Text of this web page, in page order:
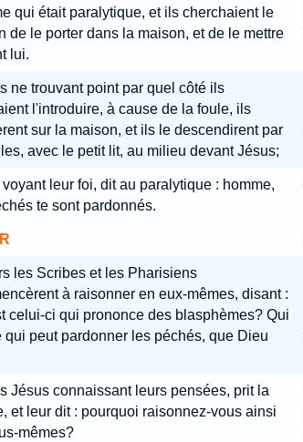
qui était paralytique, et ils cherchaient le
de le porter dans la maison, et de le mettre
lui.
ne trouvant point par quel côté ils
l'introduire, à cause de la foule, ils
sur la maison, et ils le descendirent par
avec le petit lit, au milieu devant Jésus;
leur foi, dit au paralytique : homme,
te sont pardonnés.
les Scribes et les Pharisiens
à raisonner en eux-mêmes, disant :
celui-ci qui prononce des blasphèmes? Qui
qui peut pardonner les péchés, que Dieu
Jésus connaissant leurs pensées, prit la
et leur dit : pourquoi raisonnez-vous ainsi
mêmes?